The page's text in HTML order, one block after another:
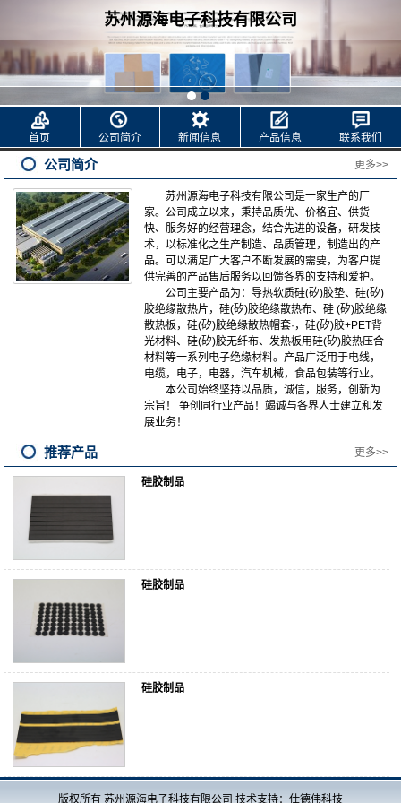
苏州源海电子科技有限公司
首页 公司简介 新闻信息 产品信息 联系我们
更多>>
公司简介
苏州源海电子科技有限公司是一家生产的厂
家。公司成立以来，秉持品质优、价格宜、供货
快、服务好的经营理念，结合先进的设备，研发技
术，以标准化之生产制造、品质管理，制造出的产
品。可以满足广大客户不断发展的需要，为客户提
供完善的产品售后服务以 回馈各界的支持和爱护。
公司主要产品为：导热软质硅(矽)胶垫、硅(矽)
胶绝缘散热片，硅(矽)胶绝缘散热布、硅 (矽)胶绝缘
散热板，硅(矽)胶绝缘散热帽套·，硅(矽)胶+PET背
光材料、硅(矽)胶无纤布、发热板用硅(矽)胶热压合
材料等一系列电子绝缘材料。产品广泛用于电线，
电缆，电子，电器，汽车机械，食品包装等行业。
本公司始终坚持以品质，诚信，服务，创新为
宗旨！ 争创同行业产品！竭诚与各界人士建立和发
展业务！
推荐产品 更多>>
硅胶制品
硅胶制品
硅胶制品
版权所有 苏州源海电子科技有限公司 技术支持：仕德伟科技